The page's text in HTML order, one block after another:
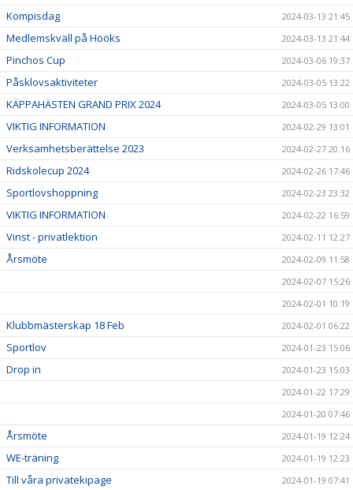
Kompisdag
2024-03-13 21:45
Medlemskväll på Hööks 2024-03-13 21:44
Pinchos Cup 2024-03-06 19:37
Påsklovsaktiviteter 2024-03-05 13:22
KÄPPAHÄSTEN GRAND PRIX 2024 2024-03-05 13:00
VIKTIG INFORMATION 2024-02-29 13:01
Verksamhetsberättelse 2023 2024-02-27 20:16
Ridskolecup 2024 2024-02-26 17:46
Sportlovshoppning 2024-02-23 23:32
VIKTIG INFORMATION 2024-02-22 16:59
Vinst - privatlektion 2024-02-11 12:27
Årsmöte
2024-02-09 11:58
2024-02-07 15:26
2024-02-01 10:19
Klubbmästerskap 18 Feb 2024-02-01 06:22
Sportlov 2024-01-23 15:06
Drop in
2024-01-23 15:03
2024-01-22 17:29
2024-01-20 07:46
Årsmöte 2024-01-19 12:24
WE-träning 2024-01-19 12:23
Till våra privatekipage 2024-01-19 07:41